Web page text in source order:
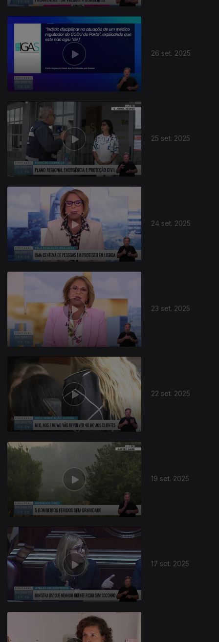
26 set. 2025
25 set. 2025
24 set. 2025
877638
23 set. 2025
22 set. 2025
19 set. 2025
17 set. 2025